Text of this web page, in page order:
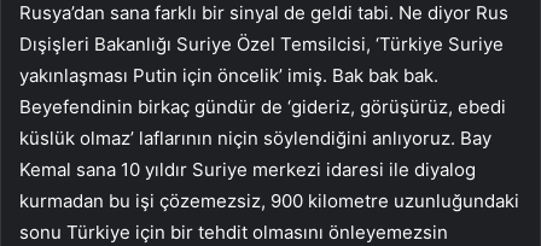
Rusya’dan sana farklı bir sinyal de geldi tabi. Ne diyor Rus
Dışişleri Bakanlığı Suriye Özel Temsilcisi, ‘Türkiye Suriye
yakınlaşması Putin için öncelik’ imiş. Bak bak bak.
Beyefendinin birkaç gündür de ‘gideriz, görüşürüz, ebedi
küslük olmaz’ laflarının niçin söylendiğini anlıyoruz. Bay
Kemal sana 10 yıldır Suriye merkezi idaresi ile diyalog
kurmadan bu işi çözemezsiz, 900 kilometre uzunluğundaki
sonu Türkiye için bir tehdit olmasını önleyemezsin